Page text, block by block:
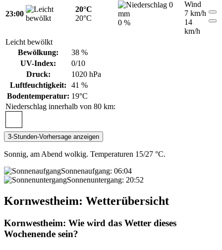
23:00
20°C
20°C
0
mm
0 %
7 km/h
14
km/h
Leicht bewölkt
Bewölkung:
38 %
UV-Index:
0/10
Druck:
1020 hPa
Luftfeuchtigkeit:
41 %
Bodentemperatur: 19°C
Niederschlag innerhalb von 80 km:
3-Stunden-Vorhersage anzeigen
Sonnig, am Abend wolkig. Temperaturen 15/27 °C.
Sonnenaufgang: 06:04
Sonnenuntergang: 20:52
Kornwestheim: Wetterübersicht
Kornwestheim: Wie wird das Wetter dieses
Wochenende sein?